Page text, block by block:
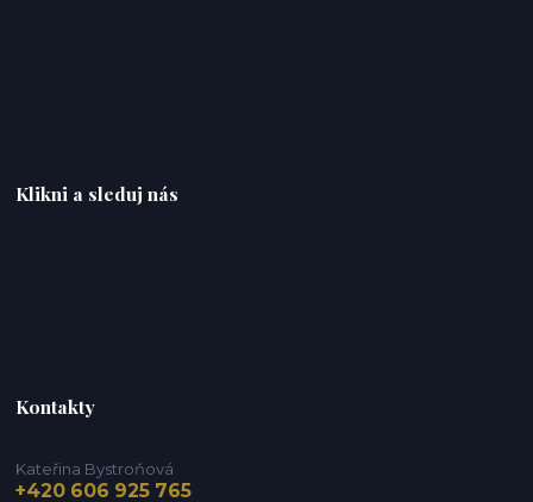
Klikni a sleduj nás
Kontakty
Kateřina Bystroňová
+420 606 925 765